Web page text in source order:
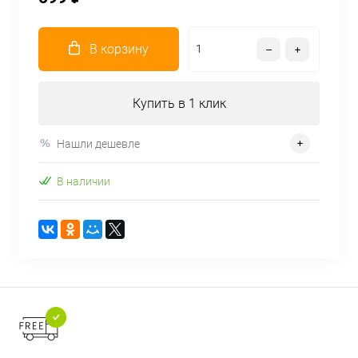
В корзину
Купить в 1 клик
Нашли дешевле
В наличии